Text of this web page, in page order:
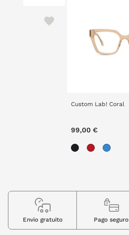
Custom Lab! Coral
99,00 €
Envio gratuito Pago seguro